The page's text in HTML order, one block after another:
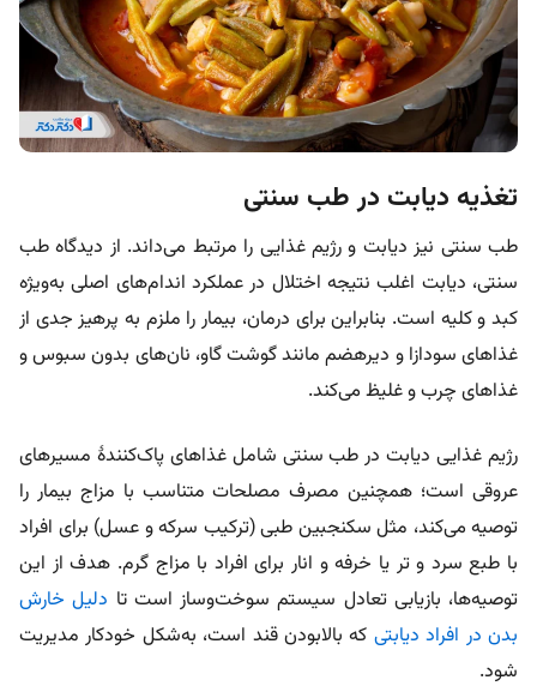
تغذیه دیابت در طب سنتی
طب سنتی‌ نیز دیابت و رژیم غذایی را مرتبط می‌داند. از دیدگاه طب
سنتی، دیابت اغلب نتیجه اختلال در عملکرد اندام‌های اصلی به‌ویژه
کبد و کلیه است. بنابراین برای درمان، بیمار را ملزم به پرهیز جدی از
غذاهای سودازا و دیرهضم مانند گوشت گاو، نان‌های بدون سبوس و
غذاهای چرب و غلیظ می‌کند.
رژیم غذایی دیابت در طب سنتی شامل غذاهای پاک‌کنندۀ مسیرهای
عروقی است؛ همچنین مصرف مصلحات متناسب با مزاج بیمار را
توصیه می‌کند، مثل سکنجبین طبی (ترکیب سرکه و عسل) برای افراد
با طبع سرد و تر یا خرفه و انار برای افراد با مزاج گرم. هدف از این
توصیه‌ها، بازیابی تعادل سیستم سوخت‌و‌ساز است تا دلیل خارش
بدن در افراد دیابتی که بالابودن قند است، به‌شکل خودکار مدیریت
شود.